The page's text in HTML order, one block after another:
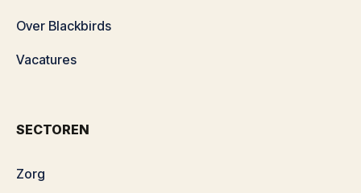
Over Blackbirds
Vacatures
SECTOREN
Zorg